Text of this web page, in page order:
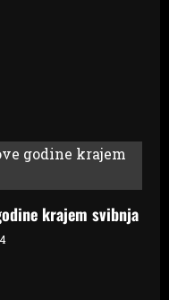
krajem svibnja